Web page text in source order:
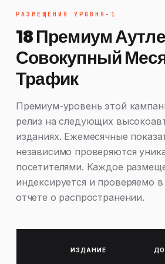
РАЗМЕЩЕНИЯ УРОВНЯ-1
18 Премиум
Совокупный
Трафик
Премиум-уровень этой
релиз на следующих
изданиях. Ежемесячные
независимо проверяются
посетителями. Каждое
индексируется и проверяемо
отчете о распространении.
ИЗДАНИЕ